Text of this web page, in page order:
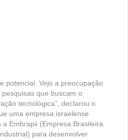
potencial. Vejo a preocupação
que buscam o
tecnológica”, declarou o
uma empresa israelense
Embrapii (Empresa Brasileira
para desenvolver